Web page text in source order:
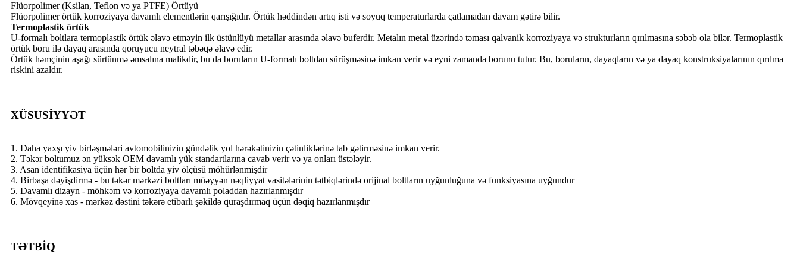
Flüorpolimer (Ksilan, Teflon və ya PTFE) Örtüyü
Flüorpolimer örtük korroziyaya davamlı elementlərin qarışığıdır. Örtük həddindən artıq isti və soyuq temperaturlarda çatlamadan davam gətirə bilir.
Termoplastik örtük
U-formalı boltlara termoplastik örtük əlavə etməyin ilk üstünlüyü metallar arasında əlavə buferdir. Metalın metal üzərində təması qalvanik korroziyaya və strukturların qırılmasına səbəb ola bilər. Termoplastik
örtük boru ilə dayaq arasında qoruyucu neytral təbəqə əlavə edir.
Örtük həmçinin aşağı sürtünmə əmsalına malikdir, bu da boruların U-formalı boltdan sürüşməsinə imkan verir və eyni zamanda borunu tutur. Bu, boruların, dayaqların və ya dayaq konstruksiyalarının qırılma
riskini azaldır.
XÜSUSİYYƏT
1. Daha yaxşı yiv birləşmələri avtomobilinizin gündəlik yol hərəkətinizin çətinliklərinə tab gətirməsinə imkan verir.
2. Təkər boltumuz ən yüksək OEM davamlı yük standartlarına cavab verir və ya onları üstələyir.
3. Asan identifikasiya üçün hər bir boltda yiv ölçüsü möhürlənmişdir
4. Birbaşa dəyişdirmə - bu təkər mərkəzi boltları müəyyən nəqliyyat vasitələrinin tətbiqlərində orijinal boltların uyğunluğuna və funksiyasına uyğundur
5. Davamlı dizayn - möhkəm və korroziyaya davamlı poladdan hazırlanmışdır
6. Mövqeyinə xas - mərkəz dəstini təkərə etibarlı şəkildə quraşdırmaq üçün dəqiq hazırlanmışdır
TƏTBİQ